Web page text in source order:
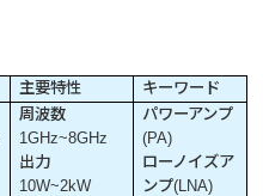
主要特性
キーワード
周波数
1GHz~8GHz
出力
10W~2kW
パワーアンプ
(PA)
ローノイズア
ンプ(LNA)